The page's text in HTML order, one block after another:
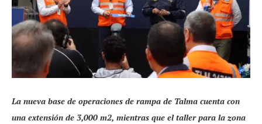
La nueva base de operaciones de rampa de Talma cuenta con
una extensión de 3,000 m2, mientras que el taller para la zona